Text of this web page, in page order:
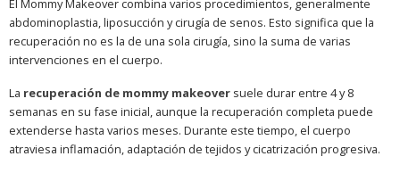
El Mommy Makeover combina varios procedimientos, generalmente
abdominoplastia, liposucción y cirugía de senos. Esto significa que la
recuperación no es la de una sola cirugía, sino la suma de varias
intervenciones en el cuerpo.
La recuperación de mommy makeover suele durar entre 4 y 8
semanas en su fase inicial, aunque la recuperación completa puede
extenderse hasta varios meses. Durante este tiempo, el cuerpo
atraviesa inflamación, adaptación de tejidos y cicatrización progresiva.